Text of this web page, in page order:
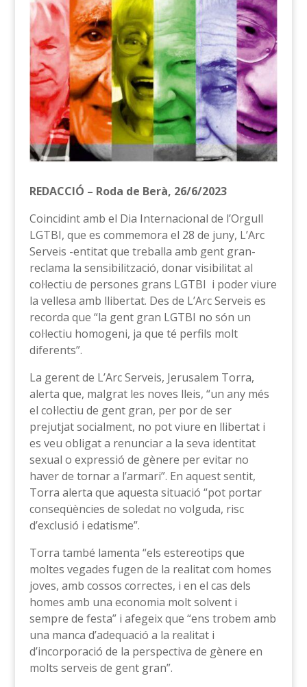
REDACCIÓ – Roda de Berà, 26/6/2023
Coincidint amb el Dia Internacional de l’Orgull
LGTBI, que es commemora el 28 de juny, L’Arc
Serveis -entitat que treballa amb gent gran-
reclama la sensibilització, donar visibilitat al
col·lectiu de persones grans LGTBI i poder viure
la vellesa amb llibertat. Des de L’Arc Serveis es
recorda que “la gent gran LGTBI no són un
col·lectiu homogeni, ja que té perfils molt
diferents”.
La gerent de L’Arc Serveis, Jerusalem Torra,
alerta que, malgrat les noves lleis, “un any més
el col·lectiu de gent gran, per por de ser
prejutjat socialment, no pot viure en llibertat i
es veu obligat a renunciar a la seva identitat
sexual o expressió de gènere per evitar no
haver de tornar a l’armari”. En aquest sentit,
Torra alerta que aquesta situació “pot portar
conseqüències de soledat no volguda, risc
d’exclusió i edatisme”.
Torra també lamenta “els estereotips que
moltes vegades fugen de la realitat com homes
joves, amb cossos correctes, i en el cas dels
homes amb una economia molt solvent i
sempre de festa” i afegeix que “ens trobem amb
una manca d’adequació a la realitat i
d’incorporació de la perspectiva de gènere en
molts serveis de gent gran”.